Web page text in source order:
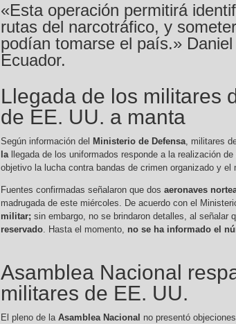
«Esta operación permitirá
rutas del narcotráfico, y
podían tomarse el país.»
Ecuador.
Llegada de los militares
de EE. UU. a manta
Según información del Ministerio de Defensa, militares
lallegada de los uniformados responde a la realización
objetivo la lucha contra bandas de crimen organizado y el
Fuentes confirmadas señalaron que dos aeronaves
madrugada de este miércoles. De acuerdo con el
militar; sin embargo, no se brindaron detalles, al señalar
reservado. Hasta el momento, no se ha informado el
Asamblea Nacional
militares de EE. UU.
El pleno de la Asamblea Nacional no presentó